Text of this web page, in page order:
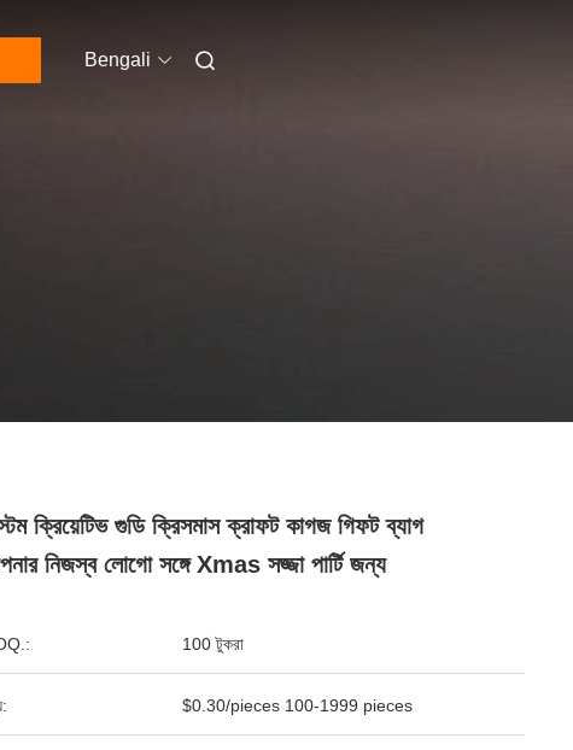
Bengali
ক্রিয়েটিভ গুডি ক্রিসমাস ক্রাফট কাগজ গিফট ব্যাগ
নিজস্ব লোগো সঙ্গে Xmas সজ্জা পার্টি জন্য
100 টুকরা
$0.30/pieces 100-1999 pieces